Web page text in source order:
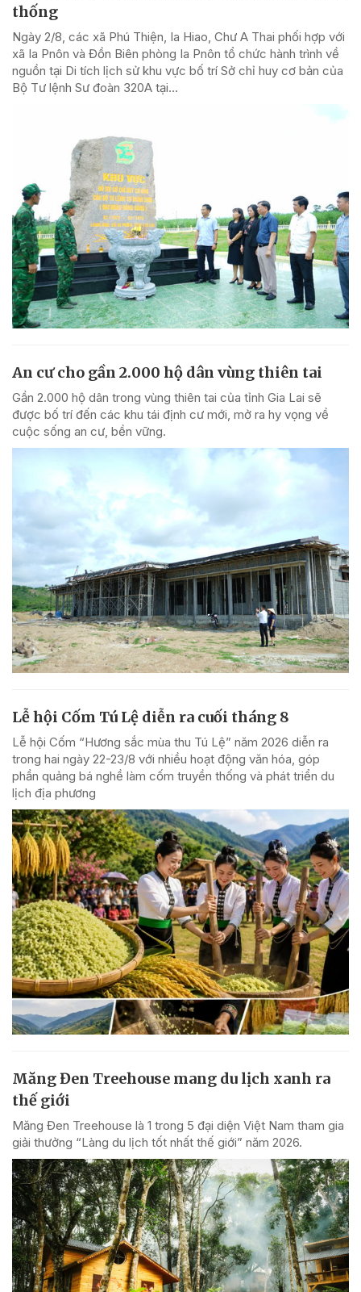
thống
Ngày 2/8, các xã Phú Thiện, Ia Hiao, Chư A Thai phối hợp với
xã Ia Pnôn và Đồn Biên phòng Ia Pnôn tổ chức hành trình về
nguồn tại Di tích lịch sử khu vực bố trí Sở chỉ huy cơ bản của
Bộ Tư lệnh Sư đoàn 320A tại...
An cư cho gần 2.000 hộ dân vùng thiên tai
Gần 2.000 hộ dân trong vùng thiên tai của tỉnh Gia Lai sẽ
được bố trí đến các khu tái định cư mới, mở ra hy vọng về
cuộc sống an cư, bền vững.
Lễ hội Cốm Tú Lệ diễn ra cuối tháng 8
Lễ hội Cốm “Hương sắc mùa thu Tú Lệ” năm 2026 diễn ra
trong hai ngày 22-23/8 với nhiều hoạt động văn hóa, góp
phần quảng bá nghề làm cốm truyền thống và phát triển du
lịch địa phương
Măng Đen Treehouse mang du lịch xanh ra
thế giới
Măng Đen Treehouse là 1 trong 5 đại diện Việt Nam tham gia
giải thưởng “Làng du lịch tốt nhất thế giới” năm 2026.